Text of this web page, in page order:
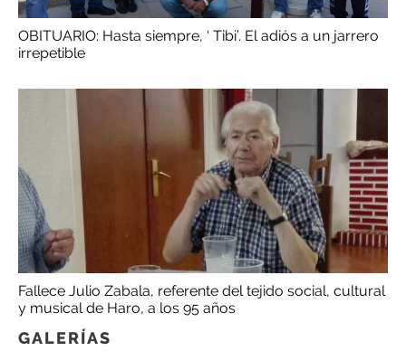
OBITUARIO: Hasta siempre, ‘ Tibi’. El adiós a un jarrero
irrepetible
Fallece Julio Zabala, referente del tejido social, cultural
y musical de Haro, a los 95 años
GALERÍAS